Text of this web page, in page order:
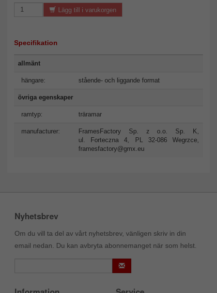
Lägg till i varukorgen
Specifikation
allmänt
hängare: stående- och liggande format
övriga egenskaper
ramtyp: träramar
manufacturer:
FramesFactory Sp. z o.o. Sp. K,
ul. Forteczna 4, PL 32-086 Wegrzce,
framesfactory@gmx.eu
Nyhetsbrev
Om du vill ta del av vårt nyhetsbrev, vänligen skriv in din
email nedan. Du kan avbryta abonnemanget när som helst.